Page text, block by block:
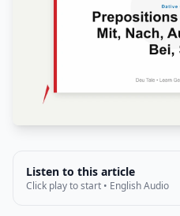
Listen to this article
Click play to start • English Audio